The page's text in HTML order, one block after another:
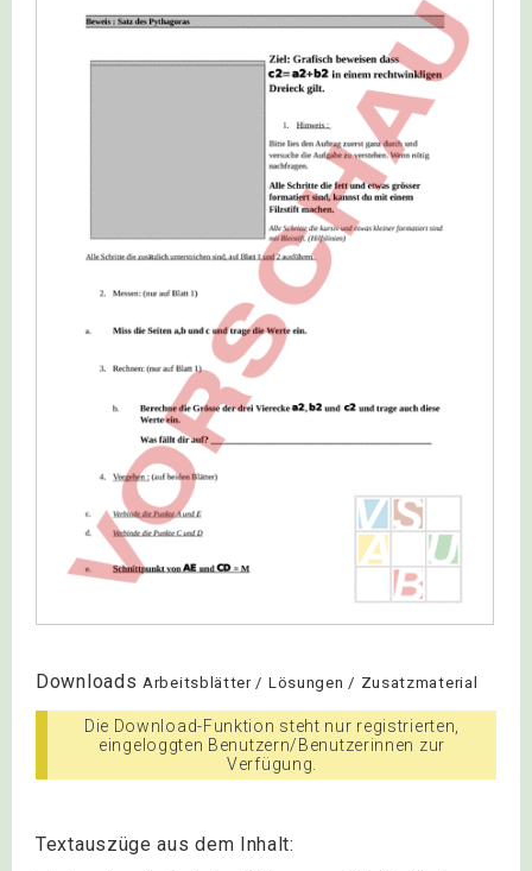
Downloads Arbeitsblätter / Lösungen / Zusatzmaterial
Die Download-Funktion steht nur registrierten,
eingeloggten Benutzern/Benutzerinnen zur
Verfügung.
Textauszüge aus dem Inhalt: